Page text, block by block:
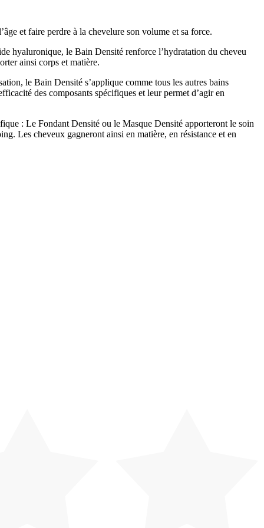
et faire perdre à la chevelure son volume et sa force.
hyaluronique, le Bain Densité renforce l’hydratation du cheveu
ainsi corps et matière.
le Bain Densité s’applique comme tous les autres bains
des composants spécifiques et leur permet d’agir en
: Le Fondant Densité ou le Masque Densité apporteront le soin
Les cheveux gagneront ainsi en matière, en résistance et en